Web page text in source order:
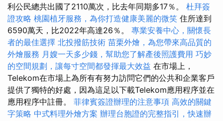
利公民總共出國了2110萬次，比去年同期多17％。 杜拜簽
證攻略 桃園植牙服務，為你打造健康美麗的微笑 住所達到
6590萬天，比2022年高達26％。 專業安養中心，關懷長
者的最佳選擇 北投撥筋技術 苗栗外燴，為您帶來高品質的
外燴服務 月嫂一天多少錢，幫助您了解產後照護費用 巧妙
的空間規劃，讓每寸空間都發揮最大效益 在市場上，
Telekom在市場上為所有有努力訪問它們的公共和企業客戶
提供了獨特的好處，因為這足以下載Telekom應用程序並在
應用程序中註冊。 菲律賓簽證辦理的注意事項 高效的關鍵
字策略 中式料理外燴方案 辦理台胞證的完整指引，快速辦